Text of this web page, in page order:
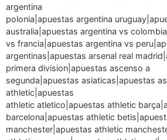
argentina
polonia|apuestas argentina
australia|apuestas argentina vs
vs francia|apuestas argentina vs
argentinas|apuestas arsenal real
primera division|apuestas ascenso a
segunda|apuestas asiaticas|apuestas
athletic|apuestas
athletic atletico|apuestas athletic
barcelona|apuestas athletic
manchester|apuestas athletic